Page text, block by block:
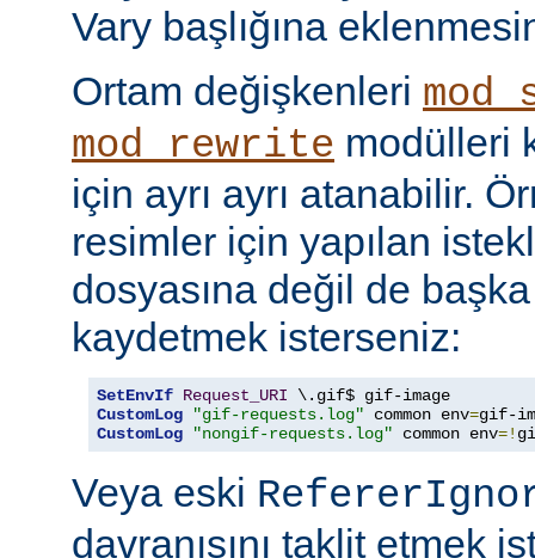
Vary başlığına
Ortam değişkenleri
mod_rewrite modülleri
için ayrı ayrı atanabilir.
resimler için yapılan
dosyasına değil de
kaydetmek isterseniz:
SetEnvIf Request_URI
CustomLog
"gif-requests.log" common env=
CustomLog
"nongif-requests.log" common env=!
Veya eski
davranışını taklit etmek